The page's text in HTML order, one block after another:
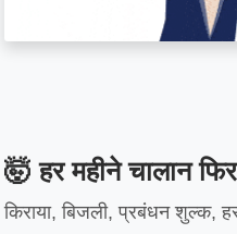
🤯 हर महीने चालान
किराया, बिजली, प्रबंधन शुल्क,